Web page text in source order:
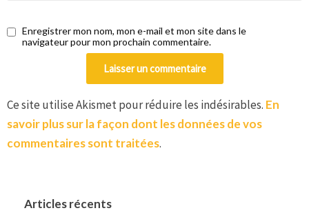
Enregistrer mon nom, mon e-mail et mon site dans le
navigateur pour mon prochain commentaire.
Ce site utilise Akismet pour réduire les indésirables. En
savoir plus sur la façon dont les données de vos
commentaires sont traitées.
Articles récents